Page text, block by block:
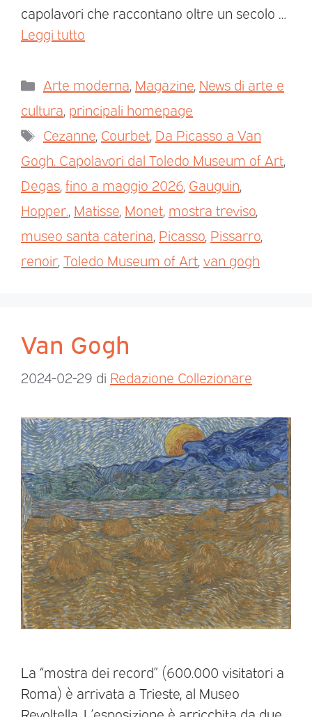
capolavori che raccontano oltre un secolo …
Leggi tutto
Arte moderna, Magazine, News di arte e
cultura, principali homepage
Cezanne, Courbet, Da Picasso a Van
Gogh. Capolavori dal Toledo Museum of Art,
Degas,fino a maggio 2026, Gauguin,
Hopper., Matisse, Monet, mostra treviso,
museo santa caterina, Picasso, Pissarro,
renoir,Toledo Museum of Art,van gogh
Van Gogh
2024-02-29 di Redazione Collezionare
La “mostra dei record” (600.000 visitatori a
Roma) è arrivata a Trieste, al Museo
Revoltella. L’esposizione è arricchita da due